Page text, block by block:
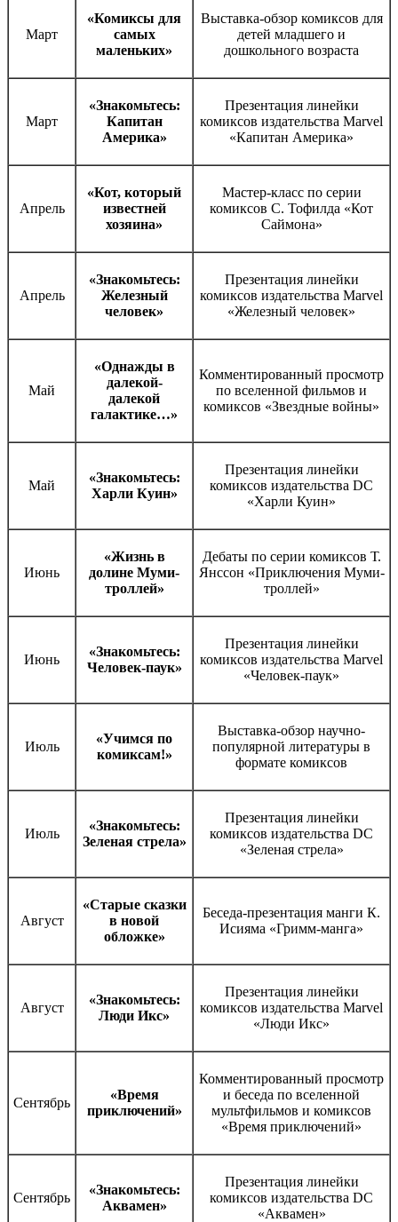
Март
«Комиксы для
самых
маленьких»
Выставка-обзор комиксов для
детей младшего и
дошкольного возраста
Март
«Знакомьтесь:
Капитан
Америка»
Презентация линейки
комиксов издательства Marvel
«Капитан Америка»
Апрель
«Кот, который
известней
хозяина»
Мастер-класс по серии
комиксов С. Тофилда «Кот
Саймона»
Апрель
«Знакомьтесь:
Железный
человек»
Презентация линейки
комиксов издательства Marvel
«Железный человек»
Май
«Однажды в
далекой-
далекой
галактике…»
Комментированный просмотр
по вселенной фильмов и
комиксов «Звездные войны»
Май
«Знакомьтесь:
Харли Куин»
Презентация линейки
комиксов издательства DC
«Харли Куин»
Июнь
«Жизнь в
долине Муми-
троллей»
Дебаты по серии комиксов Т.
Янссон «Приключения Муми-
троллей»
Июнь
«Знакомьтесь:
Человек-паук»
Презентация линейки
комиксов издательства Marvel
«Человек-паук»
Июль
«Учимся по
комиксам!»
Выставка-обзор научно-
популярной литературы в
формате комиксов
Июль
«Знакомьтесь:
Зеленая стрела»
Презентация линейки
комиксов издательства DC
«Зеленая стрела»
Август
«Старые сказки
в новой
обложке»
Беседа-презентация манги К.
Исияма «Гримм-манга»
Август
«Знакомьтесь:
Люди Икс»
Презентация линейки
комиксов издательства Marvel
«Люди Икс»
Сентябрь
«Время
приключений»
Комментированный просмотр
и беседа по вселенной
мультфильмов и комиксов
«Время приключений»
Сентябрь
«Знакомьтесь:
Аквамен»
Презентация линейки
комиксов издательства DC
«Аквамен»